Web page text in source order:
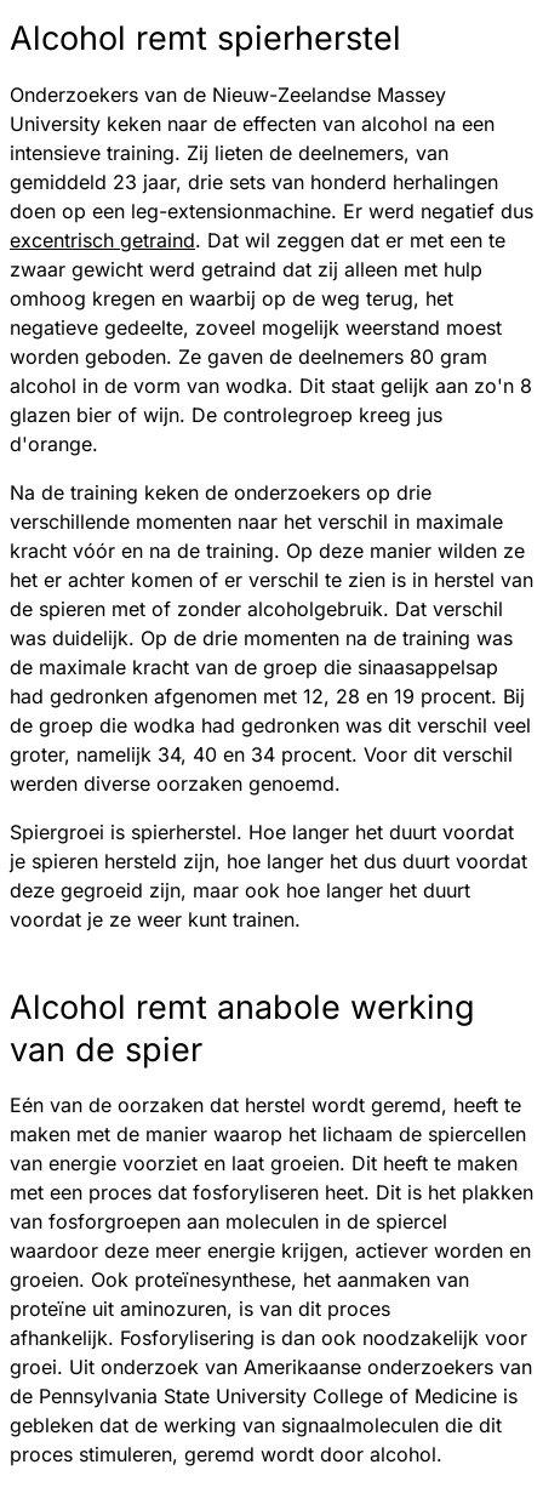
Alcohol remt spierherstel
Onderzoekers van de Nieuw-Zeelandse Massey
University keken naar de effecten van alcohol na een
intensieve training. Zij lieten de deelnemers, van
gemiddeld 23 jaar, drie sets van honderd herhalingen
doen op een leg-extensionmachine. Er werd negatief dus
excentrisch getraind. Dat wil zeggen dat er met een te
zwaar gewicht werd getraind dat zij alleen met hulp
omhoog kregen en waarbij op de weg terug, het
negatieve gedeelte, zoveel mogelijk weerstand moest
worden geboden. Ze gaven de deelnemers 80 gram
alcohol in de vorm van wodka. Dit staat gelijk aan zo'n 8
glazen bier of wijn. De controlegroep kreeg jus
d'orange.
Na de training keken de onderzoekers op drie
verschillende momenten naar het verschil in maximale
kracht vóór en na de training. Op deze manier wilden ze
het er achter komen of er verschil te zien is in herstel van
de spieren met of zonder alcoholgebruik. Dat verschil
was duidelijk. Op de drie momenten na de training was
de maximale kracht van de groep die sinaasappelsap
had gedronken afgenomen met 12, 28 en 19 procent. Bij
de groep die wodka had gedronken was dit verschil veel
groter, namelijk 34, 40 en 34 procent. Voor dit verschil
werden diverse oorzaken genoemd.
Spiergroei is spierherstel. Hoe langer het duurt voordat
je spieren hersteld zijn, hoe langer het dus duurt voordat
deze gegroeid zijn, maar ook hoe langer het duurt
voordat je ze weer kunt trainen.
Alcohol remt anabole werking
van de spier
Eén van de oorzaken dat herstel wordt geremd, heeft te
maken met de manier waarop het lichaam de spiercellen
van energie voorziet en laat groeien. Dit heeft te maken
met een proces dat fosforyliseren heet. Dit is het plakken
van fosforgroepen aan moleculen in de spiercel
waardoor deze meer energie krijgen, actiever worden en
groeien. Ook proteïnesynthese, het aanmaken van
proteïne uit aminozuren, is van dit proces
afhankelijk. Fosforylisering is dan ook noodzakelijk voor
groei. Uit onderzoek van Amerikaanse onderzoekers van
de Pennsylvania State University College of Medicine is
gebleken dat de werking van signaalmoleculen die dit
proces stimuleren, geremd wordt door alcohol.